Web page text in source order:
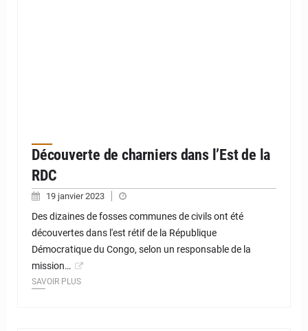
Découverte de charniers dans l’Est de la
RDC
19 janvier 2023
Des dizaines de fosses communes de civils ont été
découvertes dans l'est rétif de la République
Démocratique du Congo, selon un responsable de la
mission…
SAVOIR PLUS